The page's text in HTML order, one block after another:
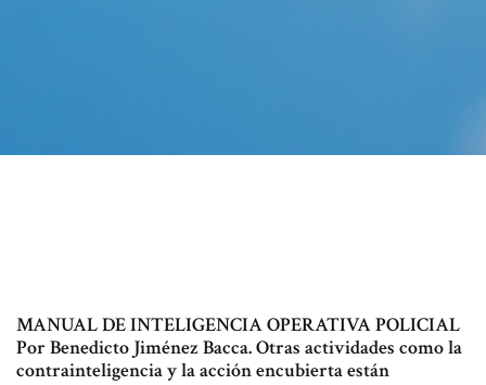
MANUAL DE INTELIGENCIA OPERATIVA POLICIAL
Por Benedicto Jiménez Bacca. Otras actividades como la
contrainteligencia y la acción encubierta están